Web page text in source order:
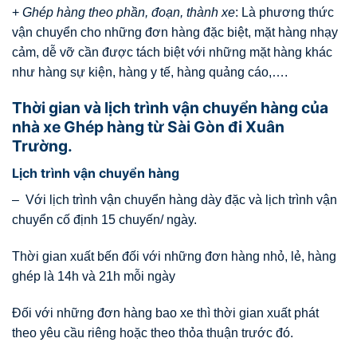
+ Ghép hàng theo phần, đoạn, thành xe: Là phương thức
vận chuyển cho những đơn hàng đặc biệt, mặt hàng nhạy
cảm, dễ vỡ cần được tách biệt với những mặt hàng khác
như hàng sự kiện, hàng y tế, hàng quảng cáo,….
Thời gian và lịch trình vận chuyển hàng của
nhà xe Ghép hàng từ Sài Gòn đi Xuân
Trường.
Lịch trình vận chuyển hàng
– Với lịch trình vận chuyển hàng dày đặc và lịch trình vận
chuyển cố định 15 chuyến/ ngày.
Thời gian xuất bến đối với những đơn hàng nhỏ, lẻ, hàng
ghép là 14h và 21h mỗi ngày
Đối với những đơn hàng bao xe thì thời gian xuất phát
theo yêu cầu riêng hoặc theo thỏa thuận trước đó.